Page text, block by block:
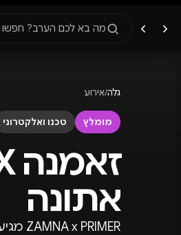
מה בא לכם הערב? חפשו
גלה/אירוע
מומלץ טכנו ואלקטרוני
אתונה
🎶מועדונים